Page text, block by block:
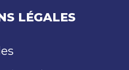
LÉGALES